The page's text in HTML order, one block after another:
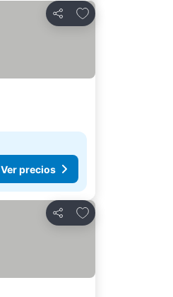
Compartir
Agregar a favoritos
Ver precios
Compartir
Agregar a favoritos